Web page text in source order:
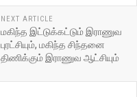
NEXT ARTICLE
மகிந்த இட்டுக்கட்டும் இராணுவ
புரட்சியும், மகிந்த சிந்தனை
திணிக்கும் இராணுவ ஆட்சியும்